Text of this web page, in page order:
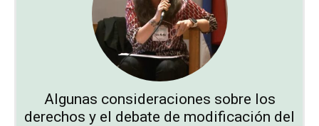
Algunas consideraciones sobre los
derechos y el debate de modificación del